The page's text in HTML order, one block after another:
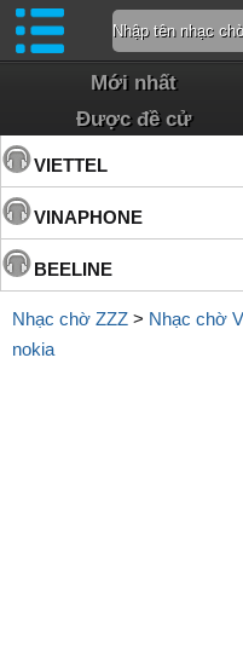
Mới nhất
Được đề cử
VIETTEL
VINAPHONE
BEELINE
Nhạc chờ ZZZ > Nhạc chờ
nokia